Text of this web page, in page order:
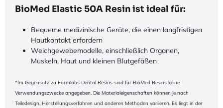
BioMed Elastic 50A Resin ist ideal für:
Bequeme medizinische Geräte, die einen langfristigen
Hautkontakt erfordern
Weichgewebemodelle, einschließlich Organen,
Muskeln, Haut und kleinen Blutgefäßen
*Im Gegensatz zu Formlabs Dental Resins sind für BioMed Resins keine
Verwendungszwecke angegeben. Die Materialeigenschaften können je nach
Teiledesign, Herstellungsverfahren und anderen Methoden variieren. Es liegt in der